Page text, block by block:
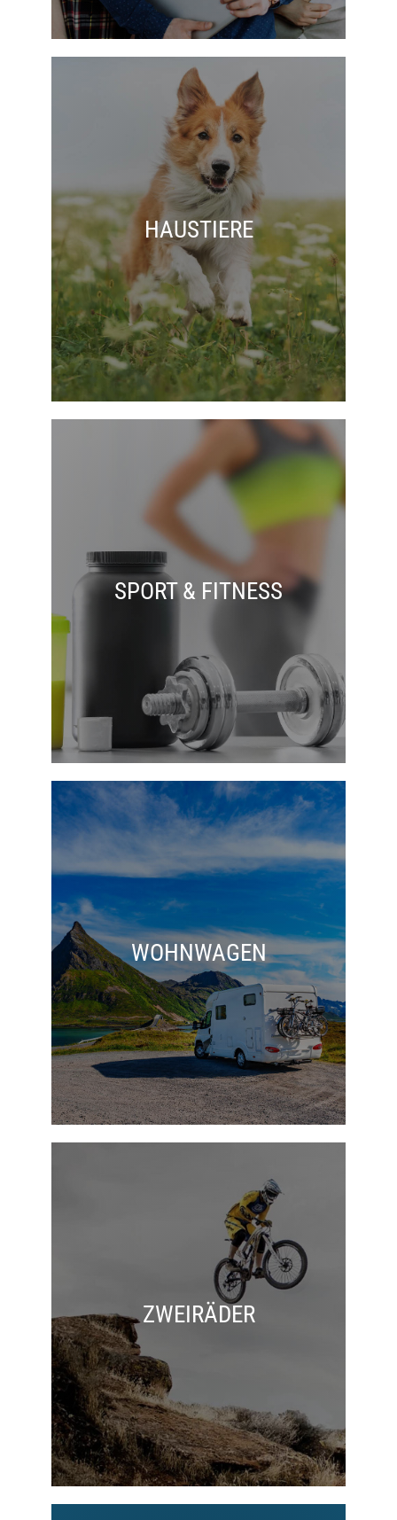
HAUSTIERE
SPORT & FITNESS
WOHNWAGEN
ZWEIRÄDER